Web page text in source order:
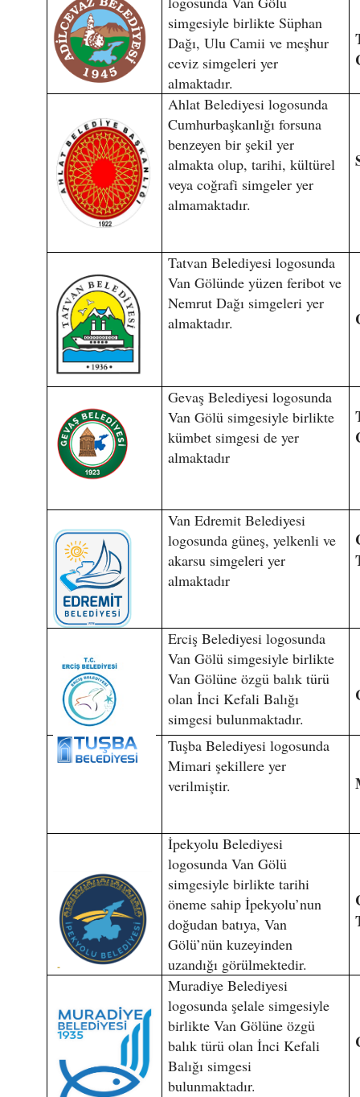
simgesiyle birlikte Süphan
Dağı, Ulu Camii ve meşhur
ceviz simgeleri yer
almaktadır.
Ahlat Belediyesi logosunda
Cumhurbaşkanlığı forsuna
benzeyen bir şekil yer
almakta olup, tarihi, kültürel
veya coğrafi simgeler yer
almamaktadır.
Tatvan Belediyesi logosunda
Van Gölünde yüzen feribot ve
Nemrut Dağı simgeleri yer
almaktadır.
Gevaş Belediyesi logosunda
Van Gölü simgesiyle birlikte
kümbet simgesi de yer
almaktadır
Van Edremit Belediyesi
logosunda güneş, yelkenli ve
akarsu simgeleri yer
almaktadır
Erciş Belediyesi logosunda
Van Gölü simgesiyle birlikte
Van Gölüne özgü balık türü
olan İnci Kefali Balığı
simgesi bulunmaktadır.
Tuşba Belediyesi logosunda
Mimari şekillere yer
verilmiştir.
İpekyolu Belediyesi
logosunda Van Gölü
simgesiyle birlikte tarihi
öneme sahip İpekyolu’nun
doğudan batıya, Van
Gölü’nün kuzeyinden
uzandığı görülmektedir.
Muradiye Belediyesi
logosunda şelale simgesiyle
birlikte Van Gölüne özgü
balık türü olan İnci Kefali
Balığı simgesi
bulunmaktadır.